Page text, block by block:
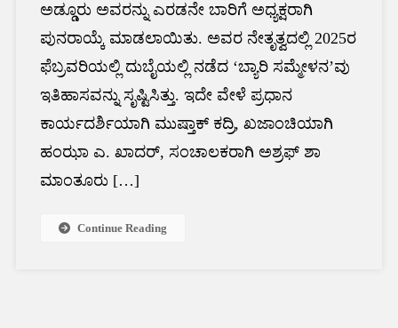
ಅಡ್ಡೂರು ಅವರನ್ನು ಎರಡನೇ ಬಾರಿಗೆ ಅಧ್ಯಕ್ಷರಾಗಿ
ಪುನರಾಯ್ಕೆ ಮಾಡಲಾಯಿತು. ಅವರ ನೇತೃತ್ವದಲ್ಲಿ 2025ರ
ಫೆಬ್ರವರಿಯಲ್ಲಿ ದುಬೈಯಲ್ಲಿ ನಡೆದ ‘ಬ್ಯಾರಿ ಸಮ್ಮೇಳನ’ವು
ಇತಿಹಾಸವನ್ನು ಸೃಷ್ಟಿಸಿತ್ತು. ಇದೇ ವೇಳೆ ಪ್ರಧಾನ
ಕಾರ್ಯದರ್ಶಿಯಾಗಿ ಮುಷ್ತಾಕ್ ಕದ್ರಿ, ಖಜಾಂಚಿಯಾಗಿ
ಹಂಝಾ ಎ. ಖಾದರ್, ಸಂಚಾಲಕರಾಗಿ ಅಶ್ರಫ್ ಶಾ
ಮಾಂತೂರು […]
Continue Reading